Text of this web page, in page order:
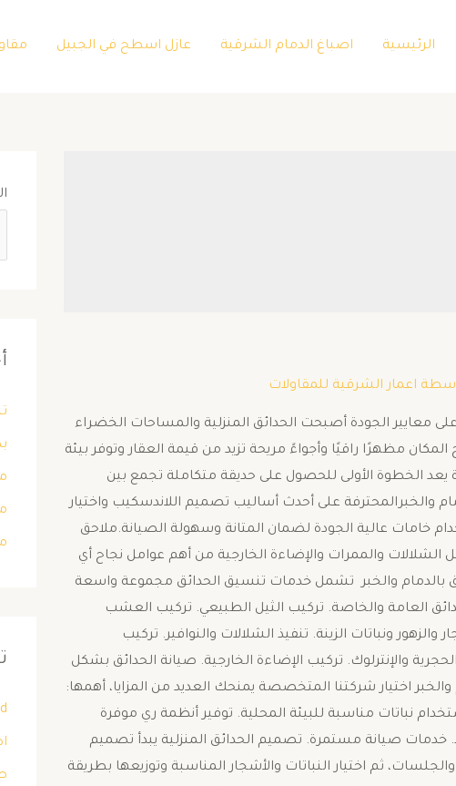
الرئيسية اصباغ الدمام الشرقية عازل اسطح في الجبيل
اعمار الشرقية للمقاولات
معايير الجودة أصبحت الحدائق المنزلية والمساحات الخضراء
مظهرًا راقيًا وأجواءً مريحة تزيد من قيمة العقار وتوفر بيئة
يعد الخطوة الأولى للحصول على حديقة متكاملة تجمع بين
والخبرالمحترفة على أحدث أساليب تصميم اللاندسكيب واختيار
خامات عالية الجودة لضمان المتانة وسهولة الصيانة.ملاحق
الشلالات والممرات والإضاءة الخارجية من أهم عوامل نجاح أي
بالدمام والخبر تشمل خدمات تنسيق الحدائق مجموعة واسعة
العامة والخاصة. تركيب الثيل الطبيعي. تركيب العشب
ونباتات الزينة. تنفيذ الشلالات والنوافير. تركيب
والإنترلوك. تركيب الإضاءة الخارجية. صيانة الحدائق بشكل
اختيار شركتنا المتخصصة يمنحك العديد من المزايا، أهمها:
نباتات مناسبة للبيئة المحلية. توفير أنظمة ري موفرة
خدمات صيانة مستمرة. تصميم الحدائق المنزلية يبدأ تصميم
ثم اختيار النباتات والأشجار المناسبة وتوزيعها بطريقة